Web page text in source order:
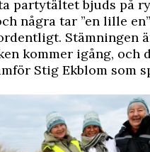
partytältet bjuds på
några tar ”en lille
Stämningen
kommer igång, och
Stig Ekblom som